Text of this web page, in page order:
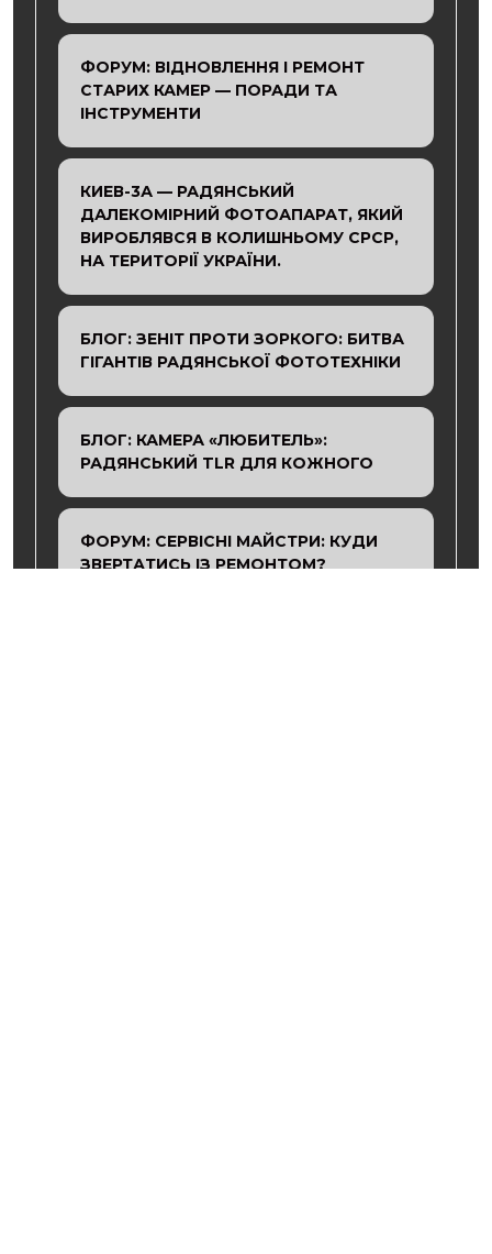
ФОРУМ: ВІДНОВЛЕННЯ І РЕМОНТ
СТАРИХ КАМЕР — ПОРАДИ ТА
ІНСТРУМЕНТИ
КИЕВ-3А — РАДЯНСЬКИЙ
ДАЛЕКОМІРНИЙ ФОТОАПАРАТ, ЯКИЙ
ВИРОБЛЯВСЯ В КОЛИШНЬОМУ СРСР,
НА ТЕРИТОРІЇ УКРАЇНИ.
БЛОГ: ЗЕНІТ ПРОТИ ЗОРКОГО: БИТВА
ГІГАНТІВ РАДЯНСЬКОЇ ФОТОТЕХНІКИ
БЛОГ: КАМЕРА «ЛЮБИТЕЛЬ»:
РАДЯНСЬКИЙ TLR ДЛЯ КОЖНОГО
ФОРУМ: СЕРВІСНІ МАЙСТРИ: КУДИ
ЗВЕРТАТИСЬ ІЗ РЕМОНТОМ?